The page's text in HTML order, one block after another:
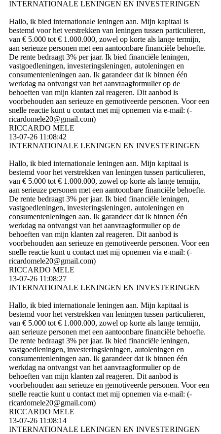
INTERNATIONALE LENINGEN EN INVESTERINGEN
Hallo, ik bied internationale leningen aan. Mijn kapitaal is
bestemd voor het verstrekken van leningen tussen particulieren,
van € 5.000 tot € 1.000.000, zowel op korte als lange termijn,
aan serieuze personen met een aantoonbare financiële behoefte.
De rente bedraagt ​​3% per jaar. Ik bied financiële leningen,
vastgoedleningen, investeringsleningen, autoleningen en
consumentenleningen aan. Ik garandeer dat ik binnen één
werkdag na ontvangst van het aanvraagformulier op de
behoeften van mijn klanten zal reageren. Dit aanbod is
voorbehouden aan serieuze en gemotiveerde personen. Voor een
snelle reactie kunt u contact met mij opnemen via e-mail: (­
ricardomele20@­gmail.­com)­
RICCARDO MELE
13-07-26 11:08:42
INTERNATIONALE LENINGEN EN INVESTERINGEN
Hallo, ik bied internationale leningen aan. Mijn kapitaal is
bestemd voor het verstrekken van leningen tussen particulieren,
van € 5.000 tot € 1.000.000, zowel op korte als lange termijn,
aan serieuze personen met een aantoonbare financiële behoefte.
De rente bedraagt ​​3% per jaar. Ik bied financiële leningen,
vastgoedleningen, investeringsleningen, autoleningen en
consumentenleningen aan. Ik garandeer dat ik binnen één
werkdag na ontvangst van het aanvraagformulier op de
behoeften van mijn klanten zal reageren. Dit aanbod is
voorbehouden aan serieuze en gemotiveerde personen. Voor een
snelle reactie kunt u contact met mij opnemen via e-mail: (­
ricardomele20@­gmail.­com)­
RICCARDO MELE
13-07-26 11:08:27
INTERNATIONALE LENINGEN EN INVESTERINGEN
Hallo, ik bied internationale leningen aan. Mijn kapitaal is
bestemd voor het verstrekken van leningen tussen particulieren,
van € 5.000 tot € 1.000.000, zowel op korte als lange termijn,
aan serieuze personen met een aantoonbare financiële behoefte.
De rente bedraagt ​​3% per jaar. Ik bied financiële leningen,
vastgoedleningen, investeringsleningen, autoleningen en
consumentenleningen aan. Ik garandeer dat ik binnen één
werkdag na ontvangst van het aanvraagformulier op de
behoeften van mijn klanten zal reageren. Dit aanbod is
voorbehouden aan serieuze en gemotiveerde personen. Voor een
snelle reactie kunt u contact met mij opnemen via e-mail: (­
ricardomele20@­gmail.­com)­
RICCARDO MELE
13-07-26 11:08:14
INTERNATIONALE LENINGEN EN INVESTERINGEN